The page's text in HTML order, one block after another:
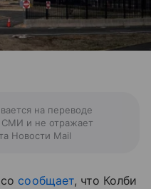
на переводе
СМИ и не отражает
Новости Mail
сообщает, что Колби